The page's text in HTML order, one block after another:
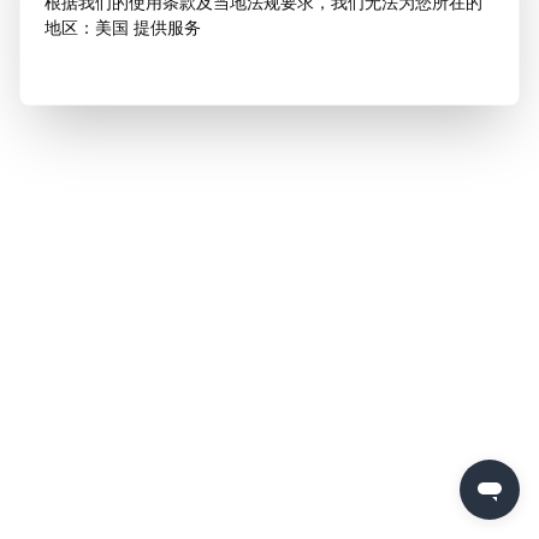
地区：美国 提供服务